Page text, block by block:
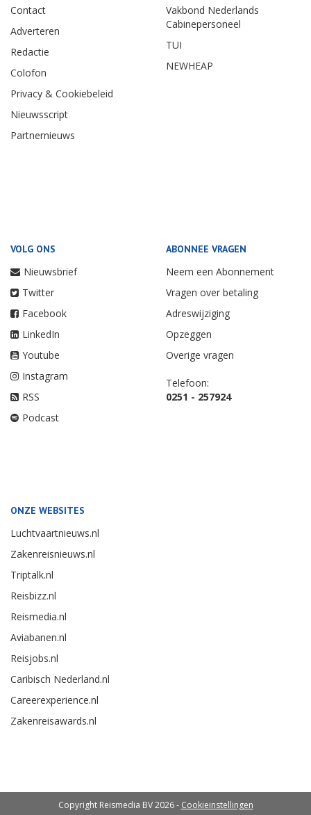
Contact
Adverteren
Redactie
Colofon
Privacy & Cookiebeleid
Nieuwsscript
Partnernieuws
Vakbond Nederlands
Cabinepersoneel
TUI
NEWHEAP
VOLG ONS
Nieuwsbrief
Twitter
Facebook
LinkedIn
Youtube
Instagram
RSS
Podcast
ABONNEE VRAGEN
Neem een Abonnement
Vragen over betaling
Adreswijziging
Opzeggen
Overige vragen
Telefoon:
0251 - 257924
ONZE WEBSITES
Luchtvaartnieuws.nl
Zakenreisnieuws.nl
Triptalk.nl
Reisbizz.nl
Reismedia.nl
Aviabanen.nl
Reisjobs.nl
Caribisch Nederland.nl
Careerexperience.nl
Zakenreisawards.nl
Copyright Reismedia BV 2026 - Cookieinstellingen